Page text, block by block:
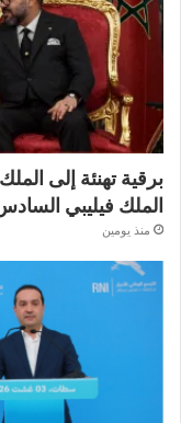
برقية تهنئة إلى
الملك فيليبي
منذ يومين